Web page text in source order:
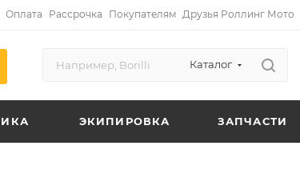
Оплата Рассрочка Покупателям Друзья Роллинг Мото
Каталог
ЭКИПИРОВКА ЗАПЧАСТИ